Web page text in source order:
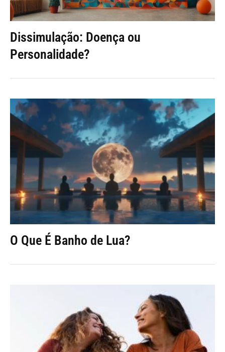
Dissimulação: Doença ou
Personalidade?
O Que É Banho de Lua?